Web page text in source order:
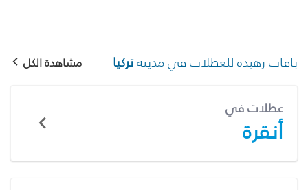
باقات زهيدة للعطلات في مدينةتركيا مشاهدة الكل
عطلات في
أنقرة